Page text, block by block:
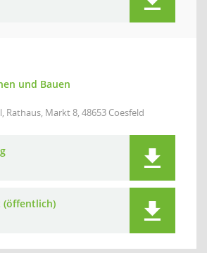
und Bauen
Rathaus, Markt 8, 48653 Coesfeld
(öffentlich)